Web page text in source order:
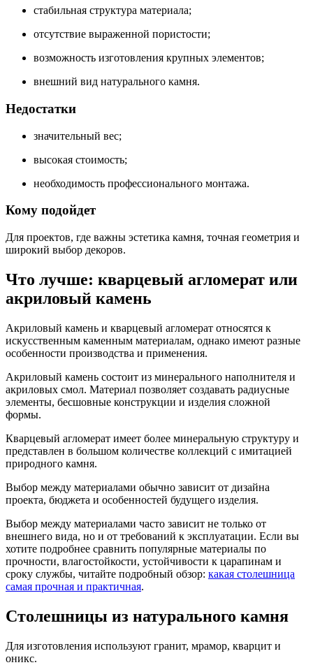
стабильная структура материала;
отсутствие выраженной пористости;
возможность изготовления крупных элементов;
внешний вид натурального камня.
Недостатки
значительный вес;
высокая стоимость;
необходимость профессионального монтажа.
Кому подойдет
Для проектов, где важны эстетика камня, точная геометрия и
широкий выбор декоров.
Что лучше: кварцевый агломерат или
акриловый камень
Акриловый камень и кварцевый агломерат относятся к
искусственным каменным материалам, однако имеют разные
особенности производства и применения.
Акриловый камень состоит из минерального наполнителя и
акриловых смол. Материал позволяет создавать радиусные
элементы, бесшовные конструкции и изделия сложной
формы.
Кварцевый агломерат имеет более минеральную структуру и
представлен в большом количестве коллекций с имитацией
природного камня.
Выбор между материалами обычно зависит от дизайна
проекта, бюджета и особенностей будущего изделия.
Выбор между материалами часто зависит не только от
внешнего вида, но и от требований к эксплуатации. Если вы
хотите подробнее сравнить популярные материалы по
прочности, влагостойкости, устойчивости к царапинам и
сроку службы, читайте подробный обзор: какая столешница
самая прочная и практичная.
Столешницы из натурального камня
Для изготовления используют гранит, мрамор, кварцит и
оникс.